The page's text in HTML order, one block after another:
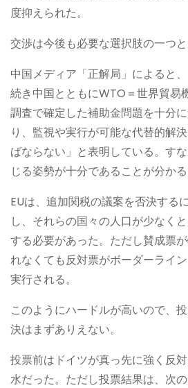
度抑えられた。
交渉は今後も必要な選択肢の一つと
中国メディア「正解局」によると
続き中国とともにWTO＝世界貿易
調査で確定した補助金問題を十分
り、監視や実行が可能な代替的解
ばならない」と表明している。す
じる姿勢が十分であることが分かる
EUは、追加関税の議案を否決する
し、それらの国々の人口が少なく
する必要があった。ただし賛成票
れなくても反対票がボーダーライ
実行される。
このようにハードルが高いので、
決はまずありえない。
投票前はドイツが真っ先に強く反
水だった。ただし投票結果は、次